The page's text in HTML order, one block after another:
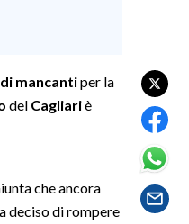
mancantiper la
del Cagliariè
che ancora
deciso di rompere